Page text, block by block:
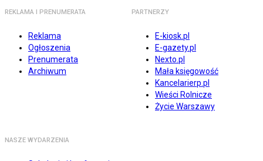
REKLAMA I PRENUMERATA
Reklama
Ogłoszenia
Prenumerata
Archiwum
PARTNERZY
E-kiosk.pl
E-gazety.pl
Nexto.pl
Mała księgowość
Kancelarierp.pl
Wieści Rolnicze
Życie Warszawy
NASZE WYDARZENIA